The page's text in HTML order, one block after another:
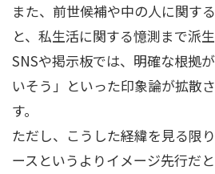
また、前世候補や中の人に関す
と、私生活に関する憶測まで派
SNSや掲示板では、明確な根拠
いそう」といった印象論が拡散
す。
ただし、こうした経緯を見る限
ースというよりイメージ先行だ